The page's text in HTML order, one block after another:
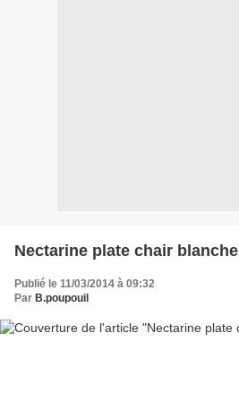
Nectarine plate chair blanche
Publié le 11/03/2014 à 09:32
Par B.poupouil